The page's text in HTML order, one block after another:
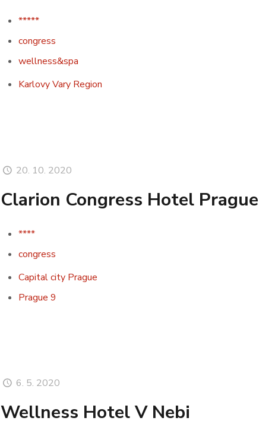
*****
congress
wellness&spa
Karlovy Vary Region
20. 10. 2020
Clarion Congress Hotel Prague
****
congress
Capital city Prague
Prague 9
6. 5. 2020
Wellness Hotel V Nebi